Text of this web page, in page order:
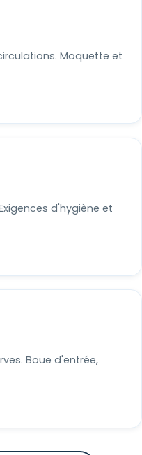
Moquette et
d'hygiène et
Boue d'entrée,